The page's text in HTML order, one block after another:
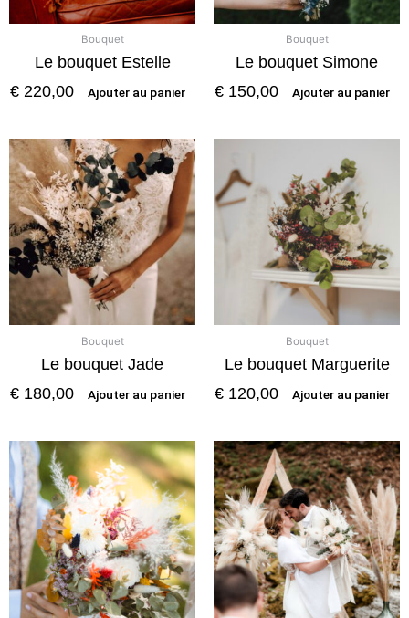
Bouquet
Le bouquet Estelle
€ 220,00 Ajouter au panier
Bouquet
Le bouquet Simone
€ 150,00 Ajouter au panier
Bouquet
Le bouquet Jade
€ 180,00 Ajouter au panier
Bouquet
Le bouquet Marguerite
€ 120,00 Ajouter au panier